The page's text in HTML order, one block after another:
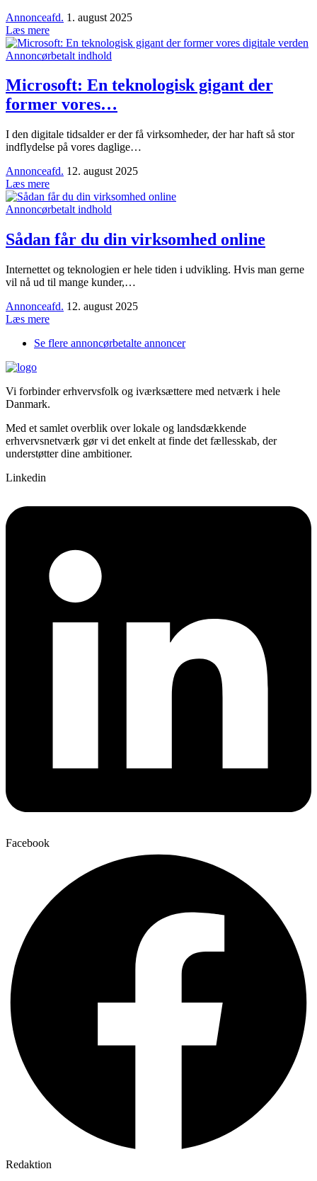
Annonceafd. 1. august 2025
Læs mere
Annoncørbetalt indhold
Microsoft: En teknologisk gigant der
former vores…
I den digitale tidsalder er der få virksomheder, der har haft så stor
indflydelse på vores daglige…
Annonceafd. 12. august 2025
Læs mere
Annoncørbetalt indhold
Sådan får du din virksomhed online
Internettet og teknologien er hele tiden i udvikling. Hvis man gerne
vil nå ud til mange kunder,…
Annonceafd. 12. august 2025
Læs mere
Se flere annoncørbetalte annoncer
Vi forbinder erhvervsfolk og iværksættere med netværk i hele
Danmark.
Med et samlet overblik over lokale og landsdækkende
erhvervsnetværk gør vi det enkelt at finde det fællesskab, der
understøtter dine ambitioner.
Linkedin
Facebook
Redaktion